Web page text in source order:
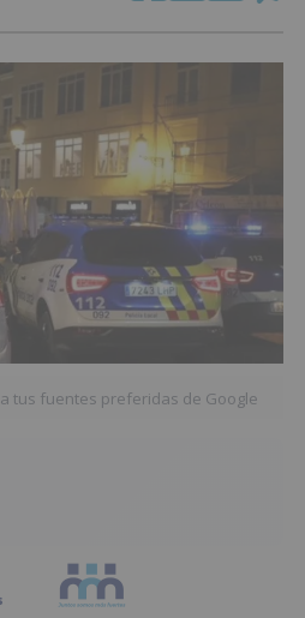
a tus fuentes preferidas de Google